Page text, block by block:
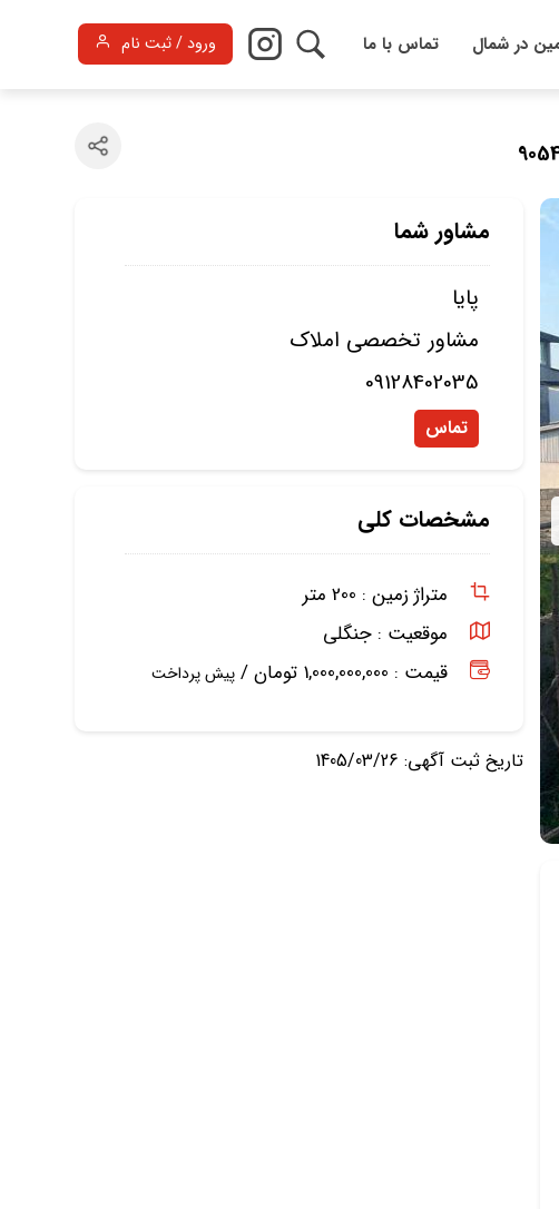
در شمال تماس با ما ورود / ثبت نام
مشاور شما
پایا
مشاور تخصصی املاک
09128402035
تماس
مشخصات کلی
متراژ زمین : 200 متر
موقعیت : جنگلی
قیمت : 1,000,000,000 تومان /
پیش پرداخت
تاریخ ثبت آگهی: 1405/03/26